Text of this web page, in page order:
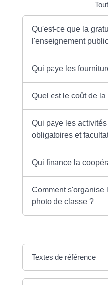
Qu'est-ce que la
l'enseignement
Qui paye les
Quel est le coût de la
Qui paye les
obligatoires et
Qui finance la
Comment s'organise
photo de classe ?
Textes de référence